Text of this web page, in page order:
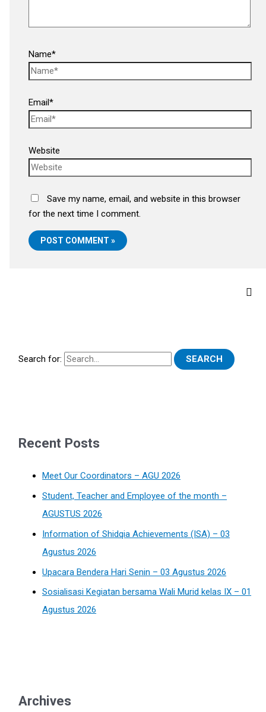
Search for:
Recent Posts
Meet Our Coordinators – AGU 2026
Student, Teacher and Employee of the month –
AGUSTUS 2026
Information of Shidqia Achievements (ISA) – 03
Agustus 2026
Upacara Bendera Hari Senin – 03 Agustus 2026
Sosialisasi Kegiatan bersama Wali Murid kelas IX – 01
Agustus 2026
Archives
Name*
Email*
Website
Save my name, email, and website in this browser
for the next time I comment.